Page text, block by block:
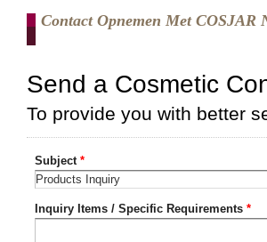
Contact Opnemen Met COSJAR